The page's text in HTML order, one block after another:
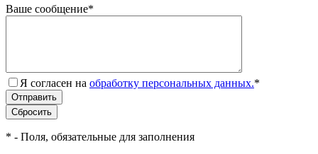
Ваше сообщение*
Я согласен на обработку персональных данных.*
* - Поля, обязательные для заполнения